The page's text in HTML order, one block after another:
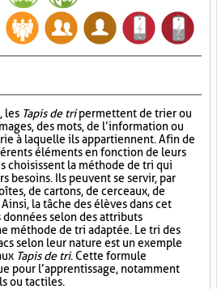
les Tapis de tripermettent de trier ou
des mots, de l’information ou
à laquelle ils appartiennent. Afin de
éléments en fonction de leurs
choisissent la méthode de tri qui
besoins. Ils peuvent se servir, par
de cartons, de cerceaux, de
la tâche des élèves dans cet
selon des attributs
méthode de tri adaptée. Le tri des
selon leur nature est un exemple
Tapis de tri. Cette formule
pour l’apprentissage, notamment
ou tactiles.